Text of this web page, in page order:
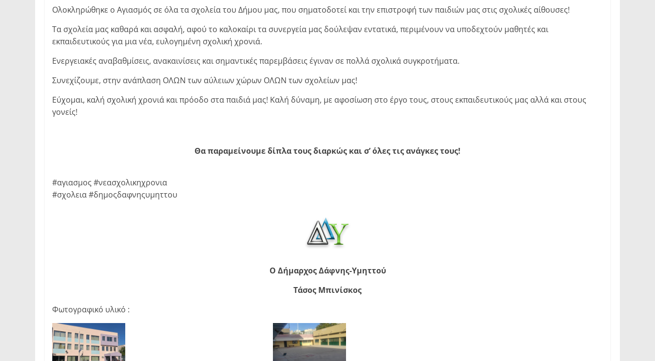
Ολοκληρώθηκε ο Αγιασμός σε όλα τα σχολεία του Δήμου μας, που σηματοδοτεί και την επιστροφή των παιδιών μας στις σχολικές αίθουσες!
Τα σχολεία μας καθαρά και ασφαλή, αφού το καλοκαίρι τα συνεργεία μας δούλεψαν εντατικά, περιμένουν να υποδεχτούν μαθητές και
εκπαιδευτικούς για μια νέα, ευλογημένη σχολική χρονιά.
Ενεργειακές αναβαθμίσεις, ανακαινίσεις και σημαντικές παρεμβάσεις έγιναν σε πολλά σχολικά συγκροτήματα.
Συνεχίζουμε, στην ανάπλαση ΟΛΩΝ των αύλειων χώρων ΟΛΩΝ των σχολείων μας!
Εύχομαι, καλή σχολική χρονιά και πρόοδο στα παιδιά μας! Καλή δύναμη, με αφοσίωση στο έργο τους, στους εκπαιδευτικούς μας αλλά και στους
γονείς!
Θα παραμείνουμε δίπλα τους διαρκώς και σ’ όλες τις ανάγκες τους!
#αγιασμος #νεασχολικηχρονια
#σχολεια #δημοςδαφνηςυμηττου
Ο Δήμαρχος Δάφνης-Υμηττού
Τάσος Μπινίσκος
Φωτογραφικό υλικό :